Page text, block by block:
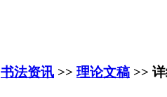
书法资讯 >> 理论文稿 >>